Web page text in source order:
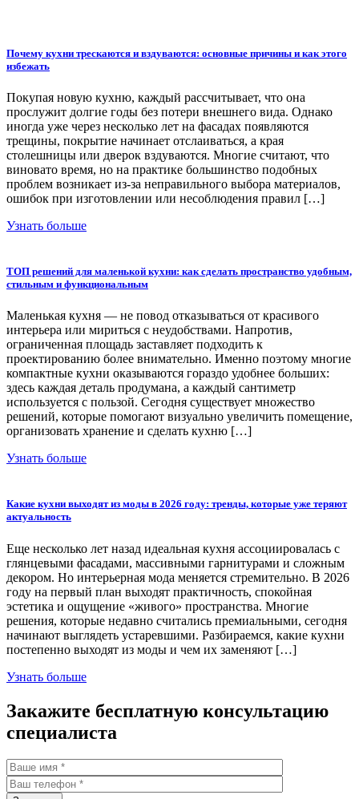
Почему кухни трескаются и вздуваются: основные причины и как этого
избежать
Покупая новую кухню, каждый рассчитывает, что она
прослужит долгие годы без потери внешнего вида. Однако
иногда уже через несколько лет на фасадах появляются
трещины, покрытие начинает отслаиваться, а края
столешницы или дверок вздуваются. Многие считают, что
виновато время, но на практике большинство подобных
проблем возникает из-за неправильного выбора материалов,
ошибок при изготовлении или несоблюдения правил […]
Узнать больше
ТОП решений для маленькой кухни: как сделать пространство удобным,
стильным и функциональным
Маленькая кухня — не повод отказываться от красивого
интерьера или мириться с неудобствами. Напротив,
ограниченная площадь заставляет подходить к
проектированию более внимательно. Именно поэтому многие
компактные кухни оказываются гораздо удобнее больших:
здесь каждая деталь продумана, а каждый сантиметр
используется с пользой. Сегодня существует множество
решений, которые помогают визуально увеличить помещение,
организовать хранение и сделать кухню […]
Узнать больше
Какие кухни выходят из моды в 2026 году: тренды, которые уже теряют
актуальность
Еще несколько лет назад идеальная кухня ассоциировалась с
глянцевыми фасадами, массивными гарнитурами и сложным
декором. Но интерьерная мода меняется стремительно. В 2026
году на первый план выходят практичность, спокойная
эстетика и ощущение «живого» пространства. Многие
решения, которые недавно считались премиальными, сегодня
начинают выглядеть устаревшими. Разбираемся, какие кухни
постепенно выходят из моды и чем их заменяют […]
Узнать больше
Закажите бесплатную консультацию
специалиста